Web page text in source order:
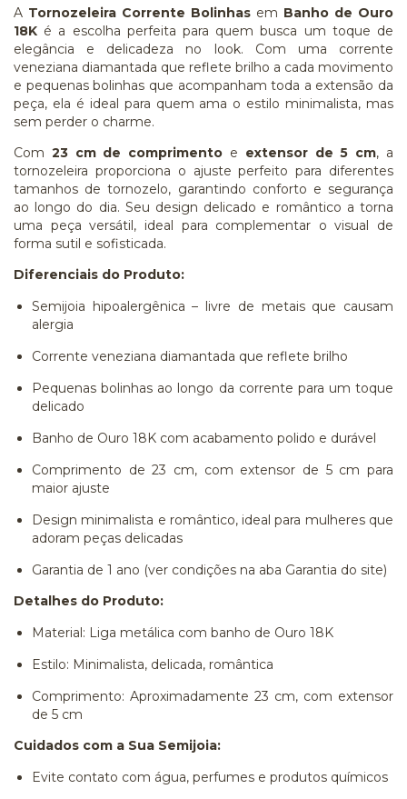
A Tornozeleira Corrente Bolinhas em Banho de Ouro
18K é a escolha perfeita para quem busca um toque de
elegância e delicadeza no look. Com uma corrente
veneziana diamantada que reflete brilho a cada movimento
e pequenas bolinhas que acompanham toda a extensão da
peça, ela é ideal para quem ama o estilo minimalista, mas
sem perder o charme.
Com 23 cm de comprimento e extensor de 5 cm, a
tornozeleira proporciona o ajuste perfeito para diferentes
tamanhos de tornozelo, garantindo conforto e segurança
ao longo do dia. Seu design delicado e romântico a torna
uma peça versátil, ideal para complementar o visual de
forma sutil e sofisticada.
Diferenciais do Produto:
Semijoia hipoalergênica – livre de metais que causam
alergia
Corrente veneziana diamantada que reflete brilho
Pequenas bolinhas ao longo da corrente para um toque
delicado
Banho de Ouro 18K com acabamento polido e durável
Comprimento de 23 cm, com extensor de 5 cm para
maior ajuste
Design minimalista e romântico, ideal para mulheres que
adoram peças delicadas
Garantia de 1 ano (ver condições na aba Garantia do site)
Detalhes do Produto:
Material: Liga metálica com banho de Ouro 18K
Estilo: Minimalista, delicada, romântica
Comprimento: Aproximadamente 23 cm, com extensor
de 5 cm
Cuidados com a Sua Semijoia:
Evite contato com água, perfumes e produtos químicos